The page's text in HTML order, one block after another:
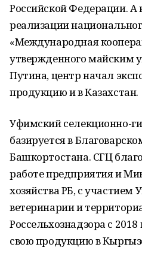
Российской Федерации. А
реализации
«Международная
утвержденного майским
Путина, центр начал
продукцию и в Казахстан.
Уфимский селекционно-
базируется в
Башкортостана. СГЦ
работе предприятия и
хозяйства РБ, с участием
ветеринарии и
Россельхознадзора с
свою продукцию в